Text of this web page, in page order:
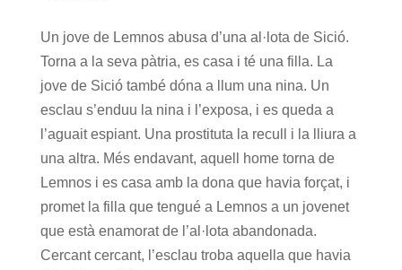
Un jove de Lemnos abusa d’una al·lota de Sició.
Torna a la seva pàtria, es casa i té una filla. La
jove de Sició també dóna a llum una nina. Un
esclau s’enduu la nina i l’exposa, i es queda a
l’aguait espiant. Una prostituta la recull i la lliura a
una altra. Més endavant, aquell home torna de
Lemnos i es casa amb la dona que havia forçat, i
promet la filla que tengué a Lemnos a un jovenet
que està enamorat de l’al·lota abandonada.
Cercant cercant, l’esclau troba aquella que havia